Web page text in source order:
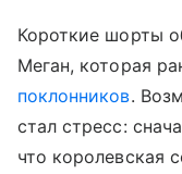
Короткие шорты
Меган, которая
поклонников.
стал стресс:
что королевская